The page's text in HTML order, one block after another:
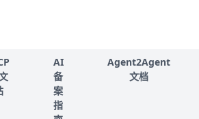
AI
备
案
指
Agent2Agent
文档